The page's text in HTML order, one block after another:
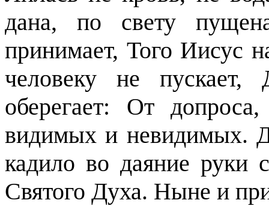
дана, по свету
принимает, Того Иисус
человеку не
оберегает: От
видимых и невидимых.
кадило во даяние
Святого Духа. Ныне и